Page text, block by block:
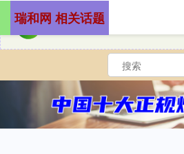
瑞和网 相关话题